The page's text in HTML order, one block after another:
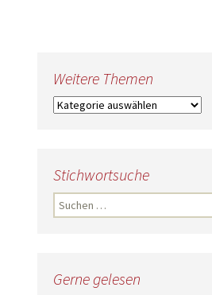
Weitere Themen
Weitere
Stichwortsuche
Suche
nach:
Gerne gelesen